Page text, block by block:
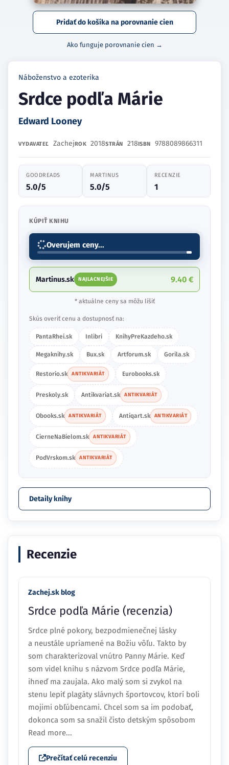
Pridať do košíka na porovnanie cien
Ako funguje porovnanie cien →
Náboženstvo a ezoterika
Srdce podľa Márie
Edward Looney
VYDAVATEĽ ZachejROK 2018STRÁN 218ISBN 9788089866311
GOODREADS
5.0/5
MARTINUS
5.0/5
RECENZIE
1
KÚPIŤ KNIHU
Overujem ceny...
Martinus.sk NAJLACNEJŠIE 9.40 €
* aktuálne ceny sa môžu líšiť
Skús overiť cenu a dostupnosť na:
PantaRhei.sk Inlibri KnihyPreKazdeho.sk
Megaknihy.sk Bux.sk Artforum.sk Gorila.sk
Restorio.sk ANTIKVARIÁT Eurobooks.sk
Preskoly.sk Antikvariat.sk ANTIKVARIÁT
Obooks.sk ANTIKVARIÁT Antiqart.sk ANTIKVARIÁT
CierneNaBielom.sk ANTIKVARIÁT
PodVrskom.sk ANTIKVARIÁT
Detaily knihy
Recenzie
Zachej.sk blog
Srdce podľa Márie (recenzia)
Srdce plné pokory, bezpodmienečnej lásky
a neustále upriamené na Božiu vôľu. Takto by
som charakterizoval vnútro Panny Márie. Keď
som videl knihu s názvom Srdce podľa Márie,
ihneď ma zaujala. Ako malý som si zvykol na
stenu lepiť plagáty slávnych športovcov, ktorí boli
mojimi obľúbencami. Chcel som sa im podobať,
dokonca som sa snažil čisto detským spôsobom
Read more...
Prečítať celú recenziu